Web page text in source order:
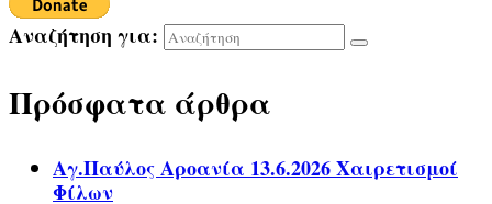
Αναζήτηση για:
Πρόσφατα άρθρα
Αγ.Παύλος Αροανία 13.6.2026 Χαιρετισμοί
Φίλων